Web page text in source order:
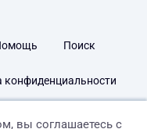
Поиск
конфиденциальности
вы соглашаетесь с